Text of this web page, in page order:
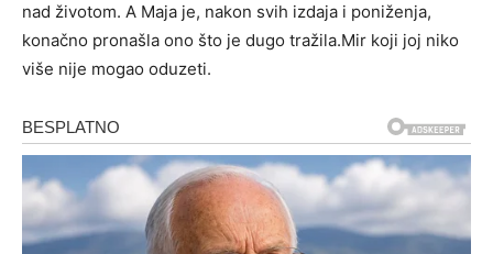
nad životom. A Maja je, nakon svih izdaja i poniženja,
konačno pronašla ono što je dugo tražila.Mir koji joj niko
više nije mogao oduzeti.